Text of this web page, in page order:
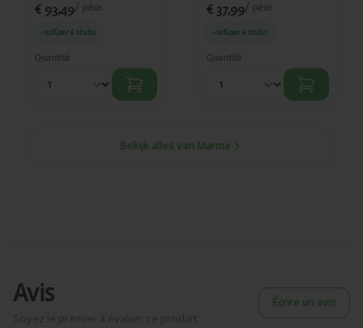
€ 93,49/ pièce
-10%per 6 stuks
Quantité
€ 37,99/ pièce
-10%per 6 stuks
Quantité
Bekijk alles van Marma
Avis Écrire un avis